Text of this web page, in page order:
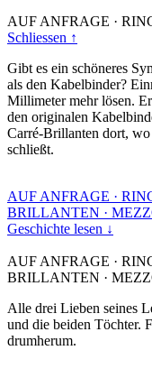
AUF ANFRAGE ·
Schliessen ↑
Gibt es ein schöneres
als den Kabelbinder?
Millimeter mehr lösen.
den originalen
Carré-Brillanten dort,
schließt.
AUF ANFRAGE ·
BRILLANTEN ·
Geschichte lesen ↓
AUF ANFRAGE ·
BRILLANTEN ·
Alle drei Lieben seines
und die beiden Töchter.
drumherum.